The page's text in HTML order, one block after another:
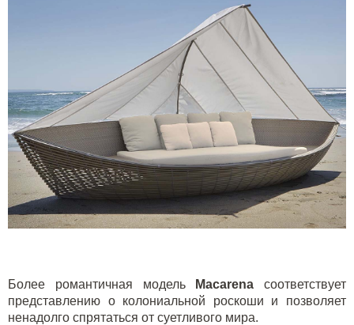
Более романтичная модель Macarena соответствует
представлению о колониальной роскоши и позволяет
ненадолго спрятаться от суетливого мира.